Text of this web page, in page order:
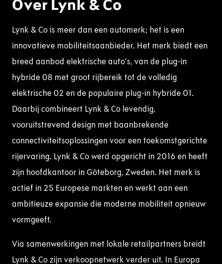
Over Lynk & Co
Lynk & Co is meer dan een automerk; het is een
innovatieve mobiliteitsaanbieder. Het merk biedt een
breed aanbod elektrische auto’s, van de plug-in
hybride 08 met groot rijbereik tot de volledig
elektrische 02 en de populaire plug-in hybride 01.
Daarbij combineert Lynk & Co levendig,
vooruitstrevend design met baanbrekende
connectiviteitsoplossingen voor een toekomstgerichte
rijervaring. Lynk & Co werd opgericht in 2016 en heeft
zijn hoofdkantoor in Göteborg, Zweden. Het merk is
actief in 25 Europese markten en werkt aan een
ambitieuze expansie die moderne mobiliteit opnieuw
vormgeeft.
Via samenwerkingen met lokale retailpartners breidt
Lynk & Co zijn verkoopnetwerk verder uit. In Europa